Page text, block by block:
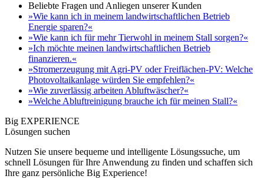
Beliebte Fragen und Anliegen unserer Kunden
»Wie kann ich in meinem landwirtschaftlichen Betrieb
Energie sparen?«
»Wie kann ich für mehr Tierwohl in meinem Stall sorgen?«
»Ich möchte meinen landwirtschaftlichen Betrieb
finanzieren.«
»Stromerzeugung mit Agri-PV oder Freiflächen-PV: Welche
Photovoltaikanlage würden Sie empfehlen?«
»Wie zuverlässig arbeiten Abluftwäscher?«
»Welche Abluftreinigung brauche ich für meinen Stall?«
Big EXPERIENCE
Lösungen suchen
Nutzen Sie unsere bequeme und intelligente Lösungssuche, um
schnell Lösungen für Ihre Anwendung zu finden und schaffen sich
Ihre ganz persönliche Big Experience!